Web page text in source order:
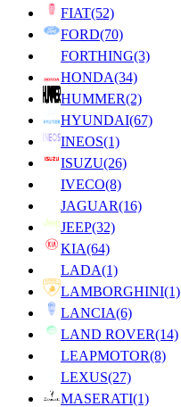
FIAT(52)
FORD(70)
FORTHING(3)
HONDA(34)
HUMMER(2)
HYUNDAI(67)
INEOS(1)
ISUZU(26)
IVECO(8)
JAGUAR(16)
JEEP(32)
KIA(64)
LADA(1)
LAMBORGHINI(1)
LANCIA(6)
LAND ROVER(14)
LEAPMOTOR(8)
LEXUS(27)
MASERATI(1)